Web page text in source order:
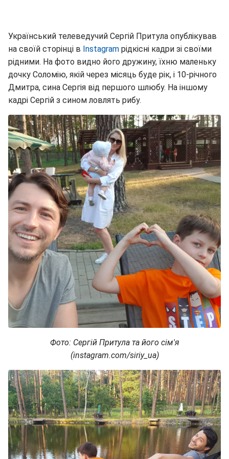
Український телеведучий Сергій Притула опублікував
на своїй сторінці в Instagram рідкісні кадри зі своїми
рідними. На фото видно його дружину, їхню маленьку
дочку Соломію, якій через місяць буде рік, і 10-річного
Дмитра, сина Сергія від першого шлюбу. На іншому
кадрі Сергій з сином ловлять рибу.
Фото: Сергій Притула та його сім'я
(instagram.com/siriy_ua)